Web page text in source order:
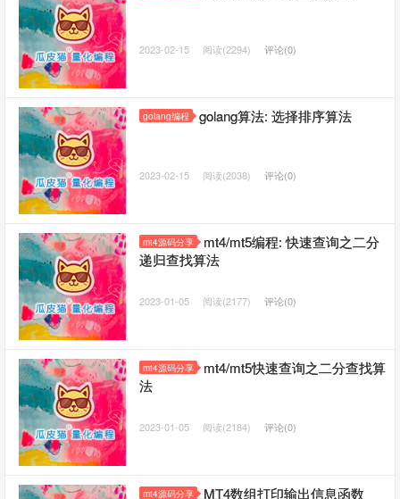
2023-02-15 阅读(2294) 评论(0)
golang编程 golang算法: 选择排序算法
2023-02-15 阅读(2038) 评论(0)
mt4源码分享
mt4/mt5编程: 快速查询之二分
递归查找算法
2023-01-05 阅读(2177) 评论(0)
mt4源码分享
mt4/mt5快速查询之二分查找算
法
2023-01-05 阅读(2184) 评论(0)
mt4源码分享 MT4数组打印输出信息函数